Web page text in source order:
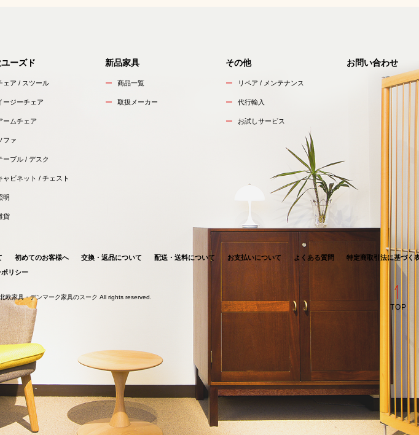
ーズド
ェア / スツール
ージーチェア
ームチェア
ファ
ーブル / デスク
ャビネット / チェスト
明
貨
新品家具
商品一覧
取扱メーカー
その他
リペア / メンテナンス
代行輸入
お試しサービス
お問い合わせ
初めてのお客様へ 交換・返品について 配送・送料について お支払いについて よくある質問
特定商取引法に基づく
リシー
北欧家具・デンマーク家具のスーク All rights reserved.